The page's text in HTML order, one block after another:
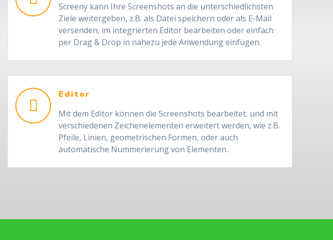
Screeny kann Ihre Screenshots an die unterschiedlichsten
Ziele weitergeben, z.B. als Datei speichern oder als E-Mail
versenden, im integrierten Editor bearbeiten oder einfach
per Drag & Drop in nahezu jede Anwendung einfügen.
Editor
Mit dem Editor können die Screenshots bearbeitet, und mit
verschiedenen Zeichenelementen erweitert werden, wie z.B.
Pfeile, Linien, geometrischen Formen, oder auch
automatische Nummerierung von Elementen.